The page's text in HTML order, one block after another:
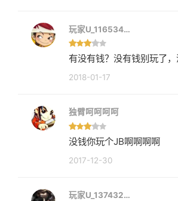
玩家U_116534…
有没有钱？没有钱别玩了
2018-01-17
独臂呵呵呵呵
没钱你玩个JB啊啊啊啊
2017-12-30
玩家U_137432…